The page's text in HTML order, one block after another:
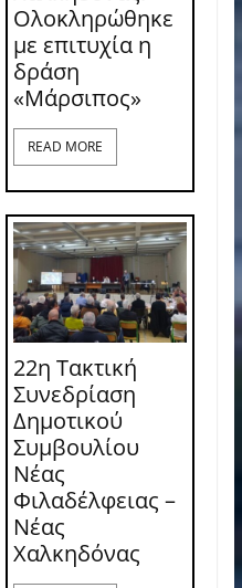
Ολοκληρώθηκε
με επιτυχία η
δράση
«Μάρσιπος»
READ MORE
22η Τακτική
Συνεδρίαση
Δημοτικού
Συμβουλίου
Νέας
Φιλαδέλφειας –
Νέας
Χαλκηδόνας